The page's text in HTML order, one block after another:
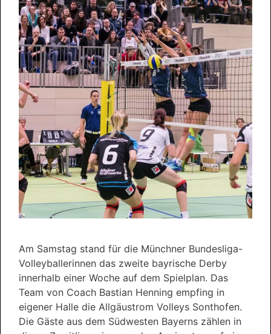
Am Samstag stand für die Münchner Bundesliga-
Volleyballerinnen das zweite bayrische Derby
innerhalb einer Woche auf dem Spielplan. Das
Team von Coach Bastian Henning empfing in
eigener Halle die Allgäustrom Volleys Sonthofen.
Die Gäste aus dem Südwesten Bayerns zählen in